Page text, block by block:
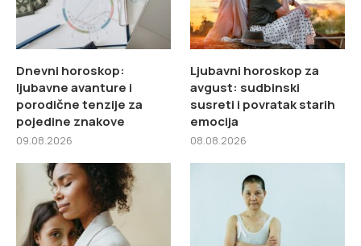
Dnevni horoskop:
ljubavne avanture i
porodične tenzije za
pojedine znakove
09.08.2026
Ljubavni horoskop za
avgust: sudbinski
susreti i povratak starih
emocija
08.08.2026